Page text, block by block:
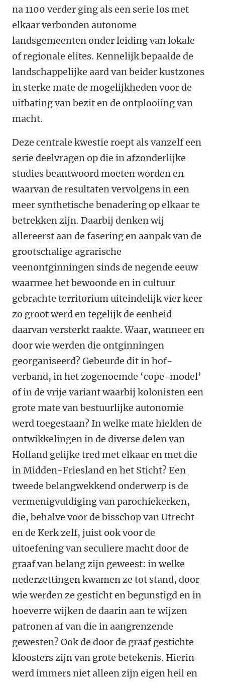
na 1100 verder ging als een serie los met
elkaar verbonden autonome
landsgemeenten onder leiding van lokale
of regionale elites. Kennelijk bepaalde de
landschappelijke aard van beider kustzones
in sterke mate de mogelijkheden voor de
uitbating van bezit en de ontplooiing van
macht.
Deze centrale kwestie roept als vanzelf een
serie deelvragen op die in afzonderlijke
studies beantwoord moeten worden en
waarvan de resultaten vervolgens in een
meer synthetische benadering op elkaar te
betrekken zijn. Daarbij denken wij
allereerst aan de fasering en aanpak van de
grootschalige agrarische
veenontginningen sinds de negende eeuw
waarmee het bewoonde en in cultuur
gebrachte territorium uiteindelijk vier keer
zo groot werd en tegelijk de eenheid
daarvan versterkt raakte. Waar, wanneer en
door wie werden die ontginningen
georganiseerd? Gebeurde dit in hof-
verband, in het zogenoemde ‘cope-model’
of in de vrije variant waarbij kolonisten een
grote mate van bestuurlijke autonomie
werd toegestaan? In welke mate hielden de
ontwikkelingen in de diverse delen van
Holland gelijke tred met elkaar en met die
in Midden-Friesland en het Sticht? Een
tweede belangwekkend onderwerp is de
vermenigvuldiging van parochiekerken,
die, behalve voor de bisschop van Utrecht
en de Kerk zelf, juist ook voor de
uitoefening van seculiere macht door de
graaf van belang zijn geweest: in welke
nederzettingen kwamen ze tot stand, door
wie werden ze gesticht en begunstigd en in
hoeverre wijken de daarin aan te wijzen
patronen af van die in aangrenzende
gewesten? Ook de door de graaf gestichte
kloosters zijn van grote betekenis. Hierin
werd immers niet alleen zijn eigen heil en